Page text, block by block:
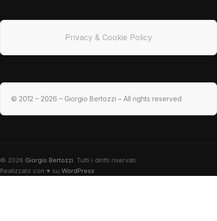
Privacy & Cookie Policy
© 2012 – 2026 – Giorgio Bertozzi – All rights reserved
© 2026 Giorgio Bertozzi. Tutti i diritti riservati.
Realizzato con ♥ su WordPress